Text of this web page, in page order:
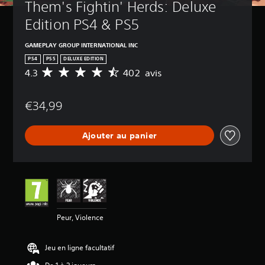
Them's Fightin' Herds: Deluxe
Edition PS4 & PS5
GAMEPLAY GROUP INTERNATIONAL INC
PS4 PS5 DELUXE EDITION
M
e
n
e
a
i
4
4.3 402 avis
€34,99
Ajouter au panier
Peur, Violence
Jeu en ligne facultatif